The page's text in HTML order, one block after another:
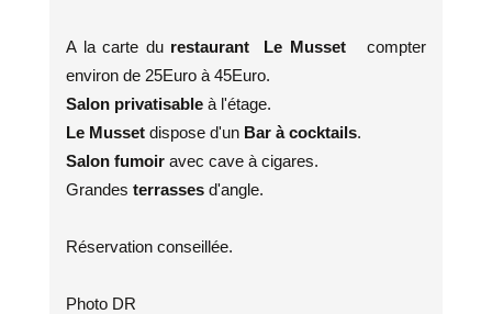
A la carte du restaurant Le Musset
compter
environ de 25Euro à 45Euro.
Salon privatisable à l'étage.
Le Musset dispose d'un Bar à cocktails.
Salon fumoir avec cave à cigares.
Grandes terrasses d'angle.
Réservation conseillée.
Photo DR